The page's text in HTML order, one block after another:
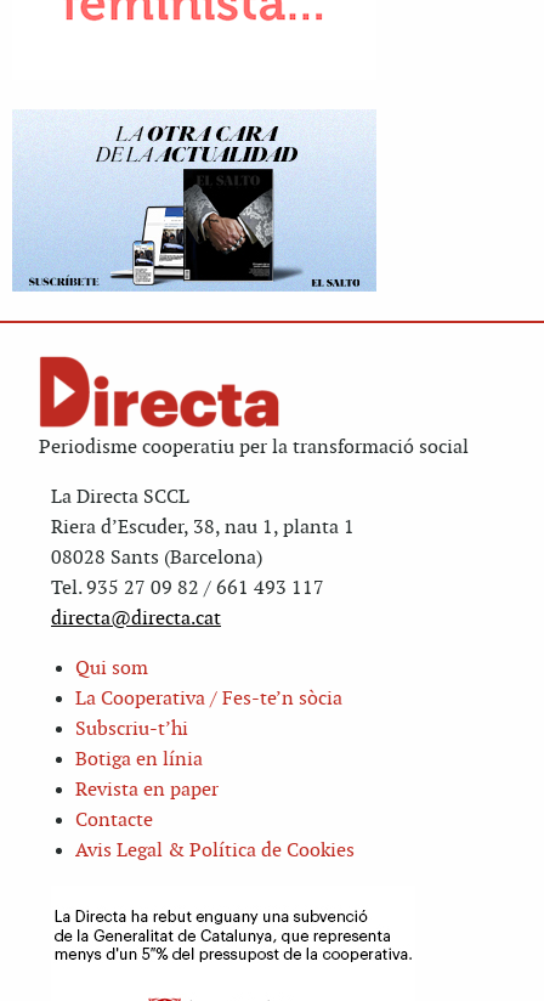
Periodisme cooperatiu per la transformació social
La Directa SCCL
Riera d’Escuder, 38, nau 1, planta 1
08028 Sants (Barcelona)
Tel. 935 27 09 82 / 661 493 117
directa@directa.cat
Qui som
La Cooperativa / Fes-te’n sòcia
Subscriu-t’hi
Botiga en línia
Revista en paper
Contacte
Avis Legal & Política de Cookies